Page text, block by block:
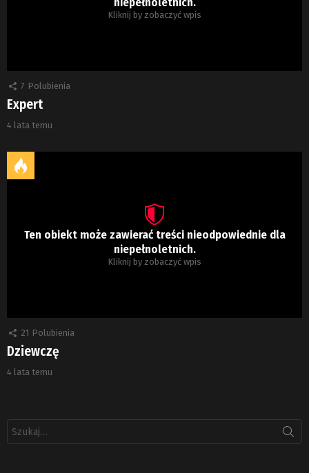
Kliknij by zobaczyć wpis
7 Polubienia
Expert
4 lata temu
Ten obiekt może zawierać treści nieodpowiednie dla
niepełnoletnich.
Kliknij by zobaczyć wpis
21 Polubienia
Dziewczę
4 lata temu